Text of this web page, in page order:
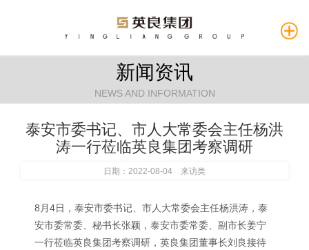
新闻资讯
NEWS AND INFORMATION
泰安市委书记、市人大常委会主任杨洪
涛一行莅临英良集团考察调研
日期：2022-08-04 来访类
8月4日，泰安市委书记、市人大常委会主任杨洪涛，泰
安市委常委、秘书长张颖，泰安市委常委、副市长姜宁
一行莅临英良集团考察调研，英良集团董事长刘良接待